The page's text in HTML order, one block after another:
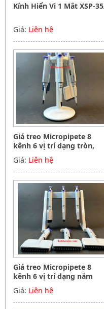
Kính Hiển Vi 1 Mắt XSP-
Giá: Liên hệ
Giá treo Micropipete 8
kênh 6 vị trí dạng tròn,
Hãng Phoenix instrument
Germany
Giá: Liên hệ
Giá treo Micropipete 8
kênh 6 vị trí dạng nằm
ngang, Hãng Phoenix
instrument Germany
Giá: Liên hệ